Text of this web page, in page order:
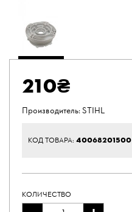
210₴
Производитель:STIHL
КОД ТОВАРА: 40068201500
КОЛИЧЕСТВО